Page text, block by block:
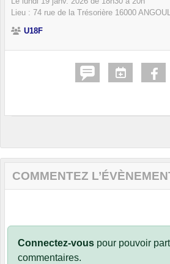
Lieu : 74 rue de la Trésorière 16000
U18F
COMMENTEZ
Connectez-vous pour pouvoir
commentaires.